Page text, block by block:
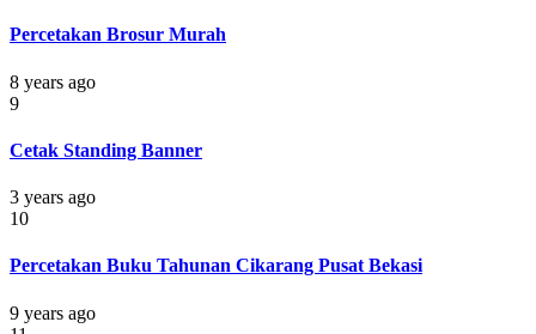
Percetakan Brosur Murah
8 years ago
9
Cetak Standing Banner
3 years ago
10
Percetakan Buku Tahunan Cikarang Pusat Bekasi
9 years ago